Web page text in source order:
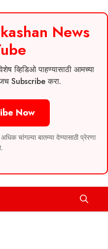
News
व्हिडिओ पाहण्यासाठी आमच्या
Subscribe करा.
Now
चांगल्या बातम्या देण्यासाठी प्रेरणा